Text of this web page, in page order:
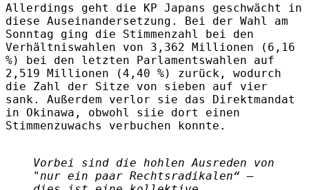
Allerdings geht die KP Japans geschwächt in
diese Auseinandersetzung. Bei der Wahl am
Sonntag ging die Stimmenzahl bei den
Verhältniswahlen von 3,362 Millionen (6,16
%) bei den letzten Parlamentswahlen auf
2,519 Millionen (4,40 %) zurück, wodurch
die Zahl der Sitze von sieben auf vier
sank. Außerdem verlor sie das Direktmandat
in Okinawa, obwohl siie dort einen
Stimmenzuwachs verbuchen konnte.
Vorbei sind die hohlen Ausreden von
"nur ein paar Rechtsradikalen“ –